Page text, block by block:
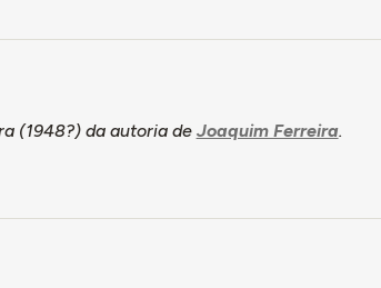
(1948?) da autoria de Joaquim Ferreira.